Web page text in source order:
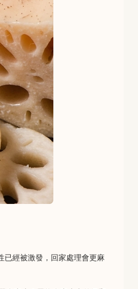
已經被激發，回家處理會更麻